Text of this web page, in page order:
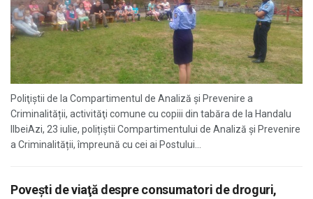
Poliţiştii de la Compartimentul de Analiză și Prevenire a
Criminalității, activităţi comune cu copiii din tabăra de la Handalu
IlbeiAzi, 23 iulie, polițiștii Compartimentului de Analiză și Prevenire
a Criminalității, împreună cu cei ai Postului...
Poveşti de viaţă despre consumatori de droguri,